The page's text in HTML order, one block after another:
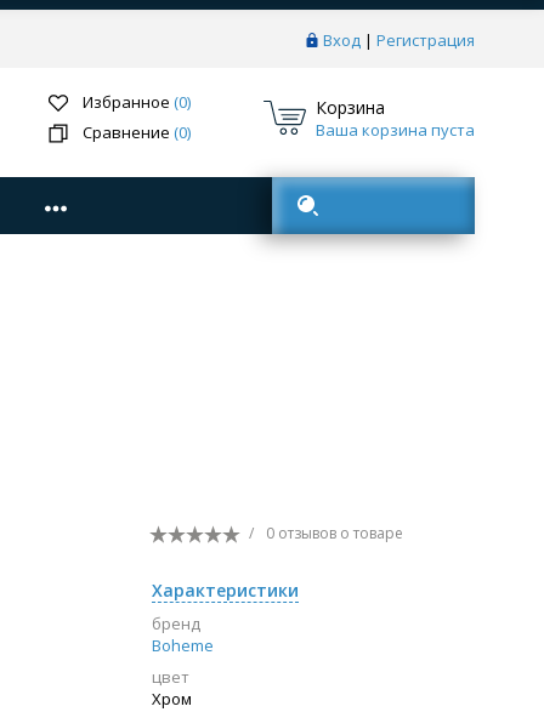
Вход | Регистрация
Избранное (0)
Сравнение (0)
Корзина
Ваша корзина пуста
/ 0 отзывов о товаре
Характеристики
бренд
Boheme
цвет
Хром